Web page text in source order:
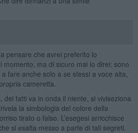
pensare che avrei preferito lo
momento, ma di sicuro mai lo direi: sono
fare anche solo a se stessi a voce alta,
cameretta.
dei fatti va in onda il niente, si viviseziona
la simbologia del colore della
tirato o falso. L’esegesi arricchisce
si esalta messo a parte di tali segreti.